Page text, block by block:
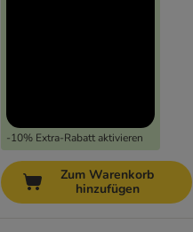
-10% Extra-Rabatt aktivieren
Zum Warenkorb
hinzufügen